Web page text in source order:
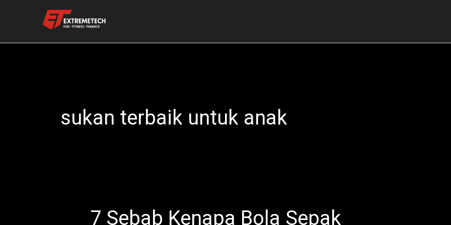
sukan terbaik untuk anak
7 Sebab Kenapa Bola Sepak
7